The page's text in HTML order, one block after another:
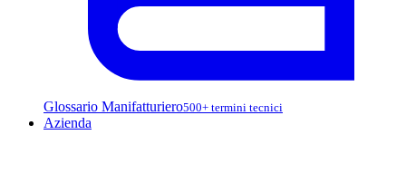
Glossario Manifatturiero500+ termini tecnici
Azienda